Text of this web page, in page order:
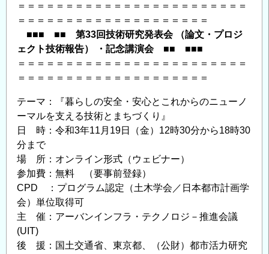
可
＞
の
＝＝＝＝＝＝＝＝＝＝＝＝＝＝＝＝＝＝＝＝＝＝＝＝
＝＝＝＝＝＝＝＝＝＝＝＝＝＝＝＝＝＝＝＝
■■■ ■■ 第33回技術研究発表会 （論文・プロジ
ェクト技術報告） ・記念講演会 ■■ ■■■
＝＝＝＝＝＝＝＝＝＝＝＝＝＝＝＝＝＝＝＝＝＝＝＝
＝＝＝＝＝＝＝＝＝＝＝＝＝＝＝＝＝＝＝＝
テーマ：『暮らしの安全・安心とこれからのニューノ
ーマルを支える技術とまちづくり』
日 時：令和3年11月19日（金）12時30分から18時30
分まで
場 所：オンライン形式（ウェビナー）
参加費：無料 （要事前登録）
CPD ：プログラム認定（土木学会／日本都市計画学
会）単位取得可
主 催：アーバンインフラ・テクノロジ－推進会議
(UIT)
後 援：国土交通省、東京都、（公財）都市活力研究